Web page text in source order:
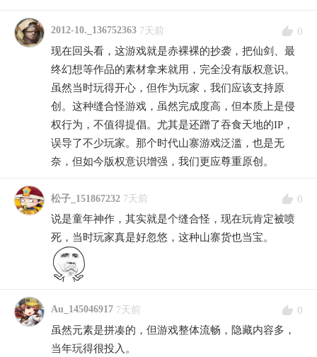
2012-10._136752363 7天前
0
现在回头看，这游戏就是赤裸裸的抄袭，把仙剑、最
终幻想等作品的素材拿来就用，完全没有版权意识。
虽然当时玩得开心，但作为玩家，我们应该支持原
创。这种缝合怪游戏，虽然完成度高，但本质上是侵
权行为，不值得提倡。尤其是还蹭了吞食天地的IP，
误导了不少玩家。那个时代山寨游戏泛滥，也是无
奈，但如今版权意识增强，我们更应尊重原创。
松子_151867232 7天前
0
说是童年神作，其实就是个缝合怪，现在玩肯定被喷
死，当时玩家真是好忽悠，这种山寨货也当宝。
Au_145046917 7天前
0
虽然元素是拼凑的，但游戏整体流畅，隐藏内容多，
当年玩得很投入。